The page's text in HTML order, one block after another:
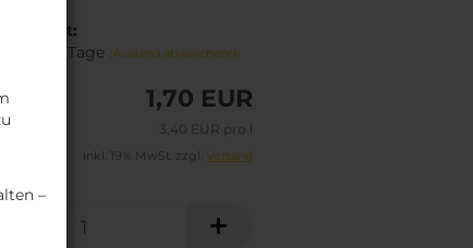
–
Lieferzeit:
ca. 3-4 Tage (Ausland abweichend)
1,70 EUR
3,40 EUR pro l
inkl. 19% MwSt. zzgl. Versand